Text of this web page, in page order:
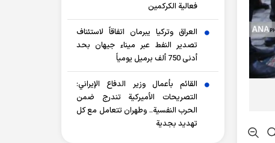
فعالية الكركمين
العراق وتركيا يبرمان اتفاقاً لاستئناف
تصدير النفط عبر ميناء جيهان بحد
أدنى 750 ألف برميل يومياً
القائم بأعمال وزير الدفاع الإيراني:
التصريحات الأميركية تندرج ضمن
الحرب النفسية.. وطهران تتعامل مع كل
تهديد بجدية